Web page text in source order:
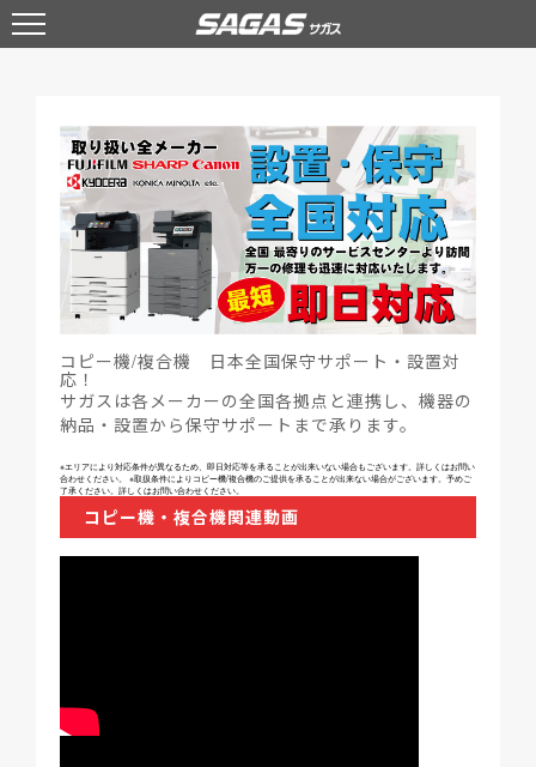
コピー機/複合機 日本全国保守サポート・設置対
応！
サガスは各メーカーの全国各拠点と連携し、機器の
納品・設置から保守サポートまで承ります。
※エリアにより対応条件が異なるため、即日対応等を承ることが出来いない場合もございます。詳しくはお問い
合わせください。 ※取扱条件によりコピー機/複合機のご提供を承ることが出来ない場合がございます。予めご
了承ください。詳しくはお問い合わせください。
コピー機・複合機関連動画